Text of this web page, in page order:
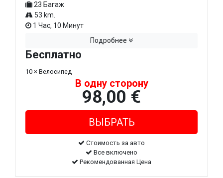
23 Багаж
53 km.
1 Час, 10 Минут
Подробнее
Бесплатно
10 × Велосипед
В одну сторону
98,00 €
Стоимость за авто
Все включено
Рекомендованная Цена